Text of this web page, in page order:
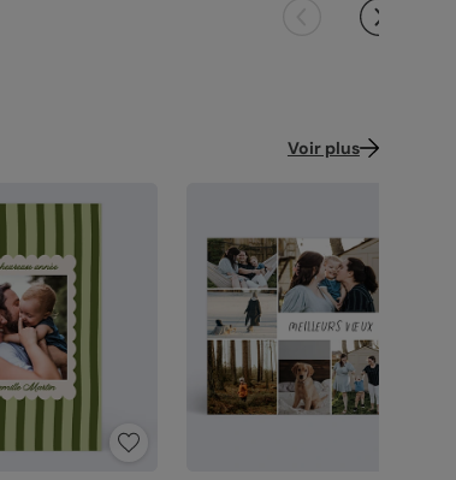
Voir plus